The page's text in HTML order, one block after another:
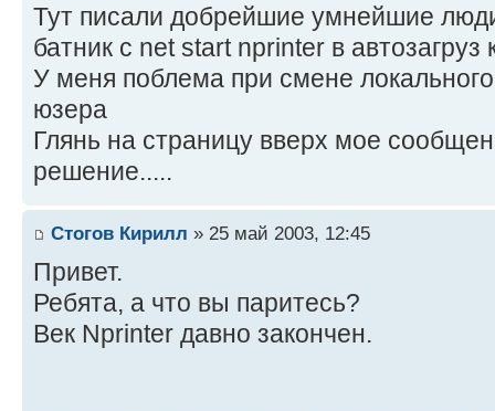
Тут писали добрейшие умнейшие
батник с net start nprinter в автозагруз
У меня поблема при смене
юзера
Глянь на страницу вверх мое
решение.....
Стогов Кирилл » 25 май 2003, 12:45
Привет.
Ребята, а что вы паритесь?
Век Nprinter давно закончен.